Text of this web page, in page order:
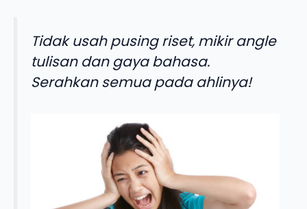
Tidak usah pusing riset, mikir angle
tulisan dan gaya bahasa.
Serahkan semua pada ahlinya!